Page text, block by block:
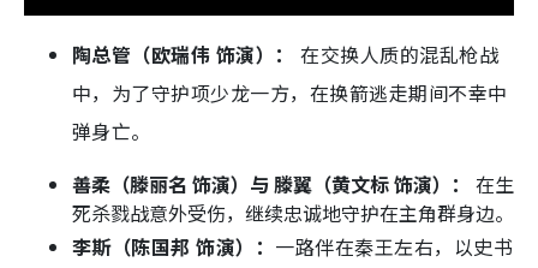
弹身亡。
善柔（滕丽名 饰演）与 滕翼（黄文标 饰演）：在生
死杀戮战意外受伤，继续忠诚地守护在主角群身边。
记载项少龙一家出海寻找长生不老药。